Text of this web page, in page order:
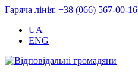
Гаряча лінія: +38 (066) 567-00-16
UA
ENG